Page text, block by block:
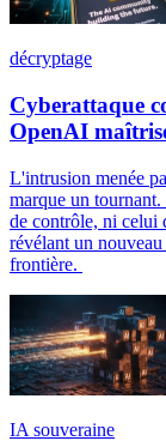
décryptage
Cyberattaque
OpenAI
L'intrusion menée
marque un
de contrôle, ni celui
révélant un
frontière.
IA souveraine